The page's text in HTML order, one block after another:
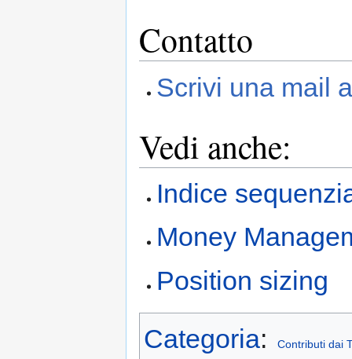
Contatto
Scrivi una mail
Vedi anche:
Indice
Money
Position sizing
Categoria: Contributi dai